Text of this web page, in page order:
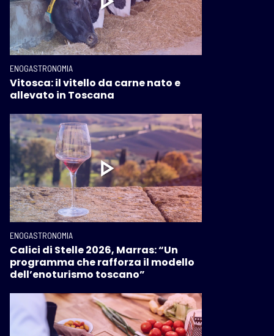
ENOGASTRONOMIA
Vitosca: il vitello da carne nato e
allevato in Toscana
ENOGASTRONOMIA
Calici di Stelle 2026, Marras: “Un
programma che rafforza il modello
dell’enoturismo toscano”